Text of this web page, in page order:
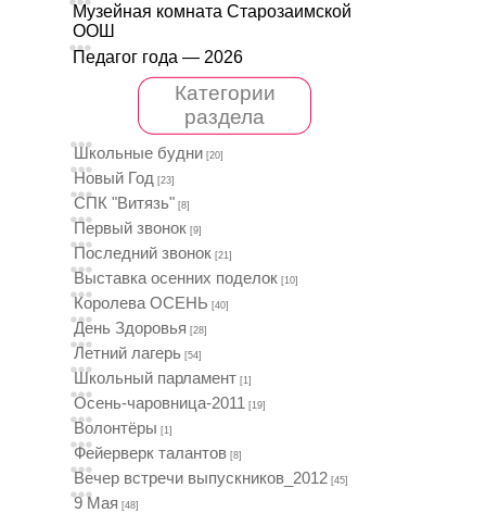
Музейная комната Старозаимской
ООШ
Педагог года — 2026
Категории
раздела
Школьные будни [20]
Новый Год [23]
СПК "Витязь" [8]
Первый звонок [9]
Последний звонок [21]
Выставка осенних поделок [10]
Королева ОСЕНЬ [40]
День Здоровья [28]
Летний лагерь [54]
Школьный парламент [1]
Осень-чаровница-2011 [19]
Волонтёры [1]
Фейерверк талантов [8]
Вечер встречи выпускников_2012 [45]
9 Мая [48]